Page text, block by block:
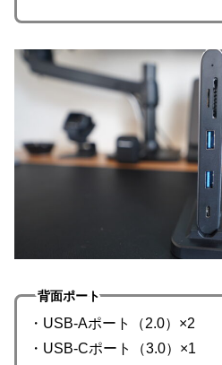
背面ポート
・USB-Aポート（2.0）×2
・USB-Cポート（3.0）×1